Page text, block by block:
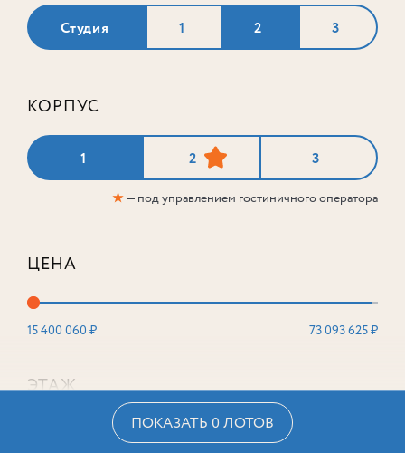
Студия 1 2 3
КОРПУС
1 2 3
★— под управлением гостиничного оператора
ЦЕНА
15 400 060 ₽ 73 093 625 ₽
ЭТАЖ
ПОКАЗАТЬ 0 ЛОТОВ